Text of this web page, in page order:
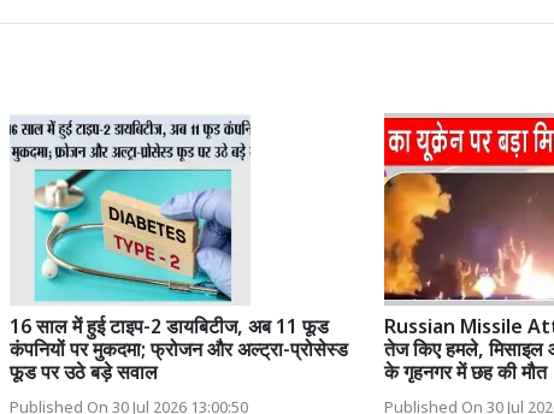
16 साल में हुई टाइप-2 डायबिटीज, अब 11 फूड
कंपनियों पर मुकदमा; फ्रोजन और अल्ट्रा-प्रोसेस्ड
फूड पर उठे बड़े सवाल
Published On 30 Jul 2026 13:00:50
Russian Missile
तेज किए हमले, मिसाइल
के गृहनगर में छह की मौत
Published On 30 Jul